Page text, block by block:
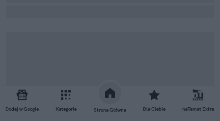
Dodaj w Google Kategorie Strona Główna Dla Ciebie naTemat Extra